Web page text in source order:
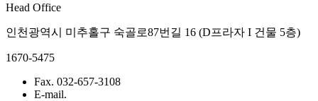
Head Office
인천광역시 미추홀구 숙골로87번길 16 (D프라자 I 건물 5층)
1670-5475
Fax. 032-657-3108
E-mail.